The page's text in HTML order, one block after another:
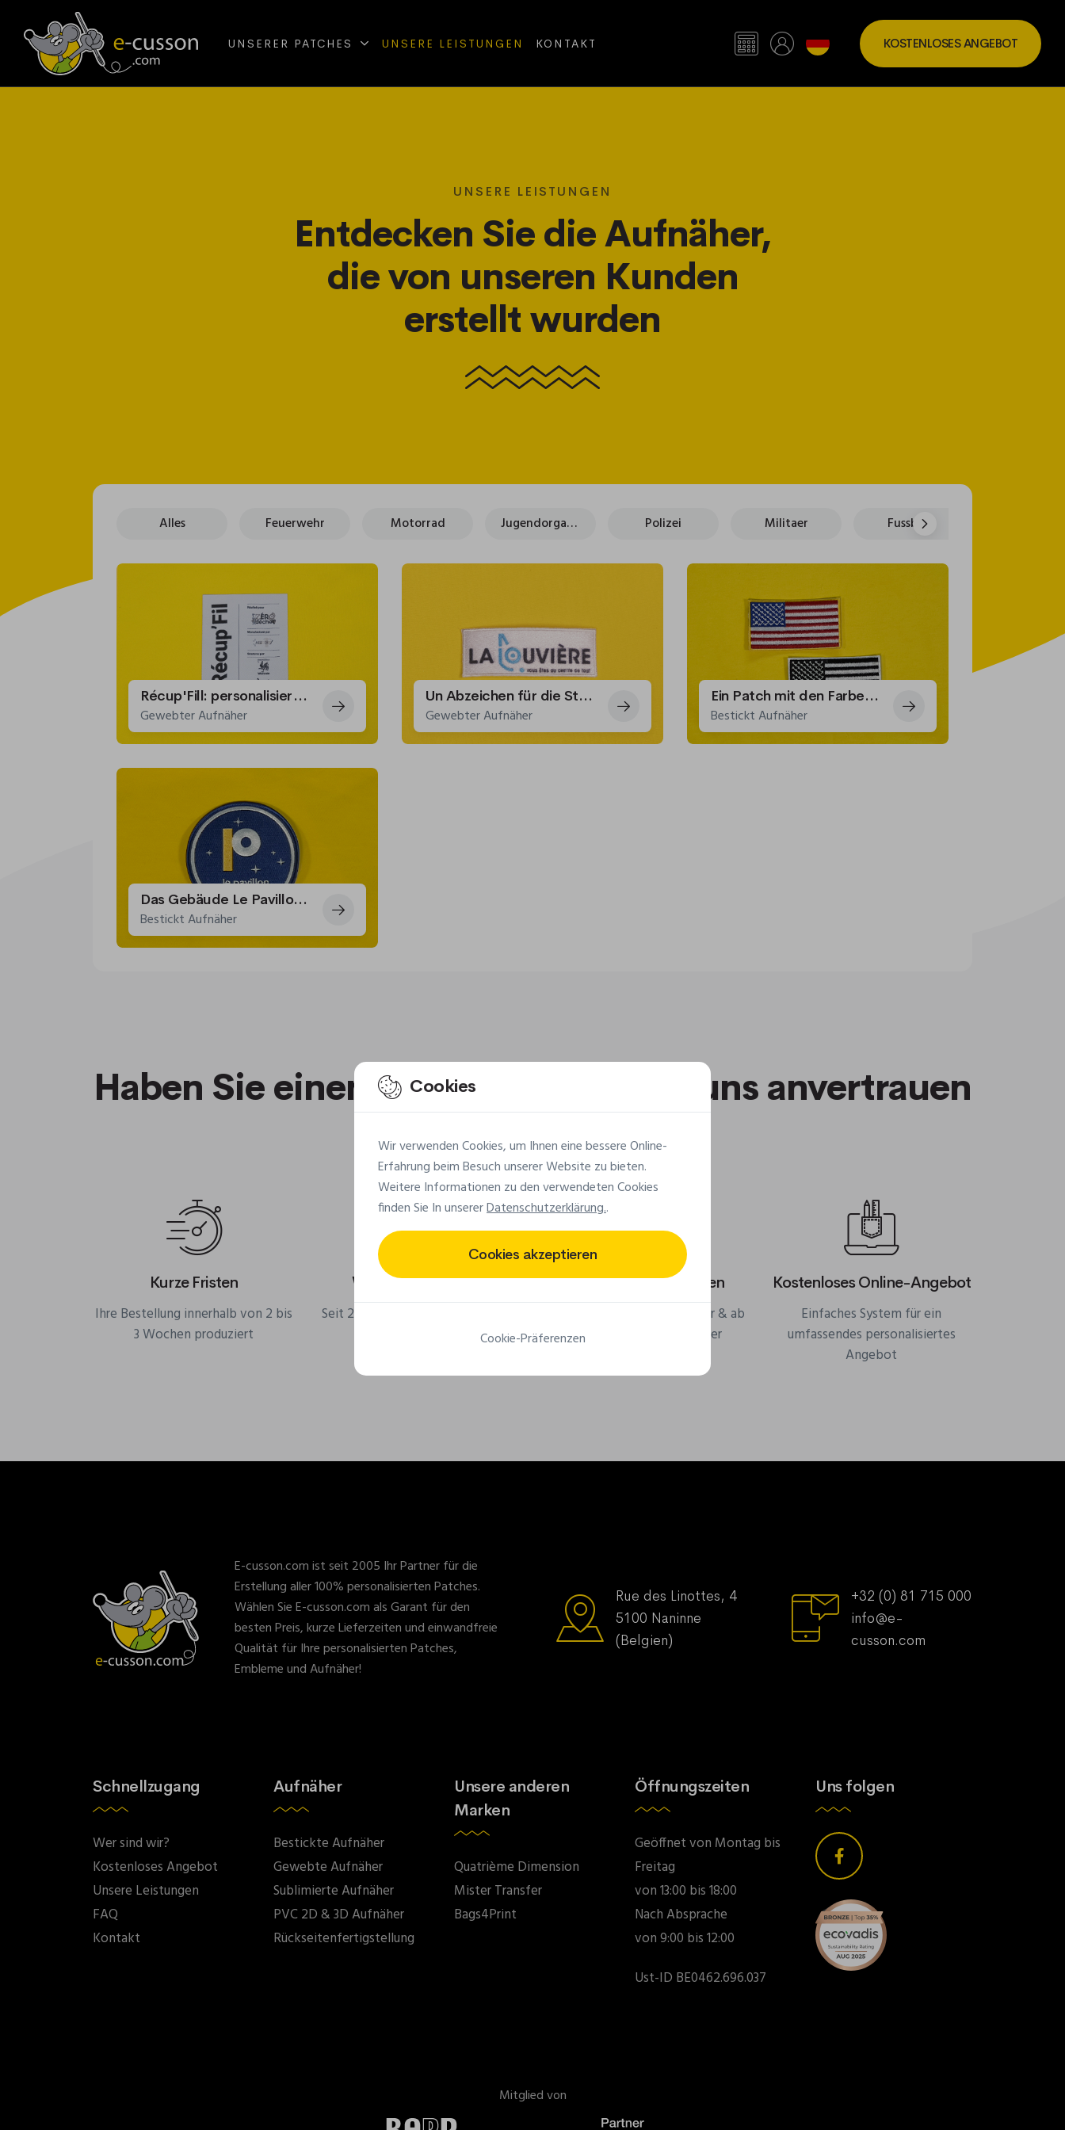
UNSERER PATCHES UNSERE LEISTUNGEN KONTAKT KOSTENLOSES ANGEBOT
UNSERE LEISTUNGEN
Entdecken Sie die Aufnäher,
die von unseren Kunden
erstellt wurden
Alles Feuerwehr Motorrad Jugendorganisationen Polizei Militaer Fussball
Récup'Fill: personalisierte Abzeichen als Taschenetikett
Gewebter Aufnäher
Un Abzeichen für die Stadt La Louvière
Gewebter Aufnäher
Ein Patch mit den Farben von Amerika
Bestickt Aufnäher
Das Gebäude Le Pavillon de Namur: Ein Patch für die Stellar Scape Ausstellung
Bestickt Aufnäher
Haben Sie einen Aufnäher
, den Sie uns anvertrauen
wollen?
Kurze Fristen
Ihre Bestellung innerhalb von 2 bis
3 Wochen produziert
Weltweite Lieferung
Seit 2005 liefern wir Ihre Aufnäher
Kleine Mindestmengen
Ab 25 Stück für Stoffaufnäher & ab
50 Stück für PVC-Aufnäher
Kostenloses Online-Angebot
Einfaches System für ein
umfassendes personalisiertes
Angebot
E-cusson.com ist seit 2005 Ihr Partner für die
Erstellung aller 100% personalisierten Patches.
Wählen Sie E-cusson.com als Garant für den
besten Preis, kurze Lieferzeiten und einwandfreie
Qualität für Ihre personalisierten Patches,
Embleme und Aufnäher!
Rue des Linottes, 4
5100 Naninne
(Belgien)
+32 (0) 81 715 000
info@e-
cusson.com
Schnellzugang
Wer sind wir?
Kostenloses Angebot
Unsere Leistungen
FAQ
Kontakt
Aufnäher
Bestickte Aufnäher
Gewebte Aufnäher
Sublimierte Aufnäher
PVC 2D & 3D Aufnäher
Rückseitenfertigstellung
Unsere anderen
Marken
Quatrième Dimension
Mister Transfer
Bags4Print
Öffnungszeiten
Geöffnet von Montag bis
Freitag
von 13:00 bis 18:00
Nach Absprache
von 9:00 bis 12:00
Ust-ID BE0462.696.037
Uns folgen
Mitglied von
Cookies
Wir verwenden Cookies, um Ihnen eine bessere Online-
Erfahrung beim Besuch unserer Website zu bieten.
Weitere Informationen zu den verwendeten Cookies
finden Sie In unsererDatenschutzerklärung..
Cookies akzeptieren
Cookie-Präferenzen